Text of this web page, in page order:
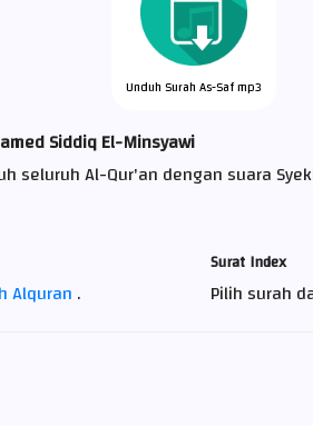
Unduh Surah As-Saf mp3
Siddiq El-Minsyawi
seluruh Al-Qur'an dengan suara
Alquran .
Surat Index
Pilih surah